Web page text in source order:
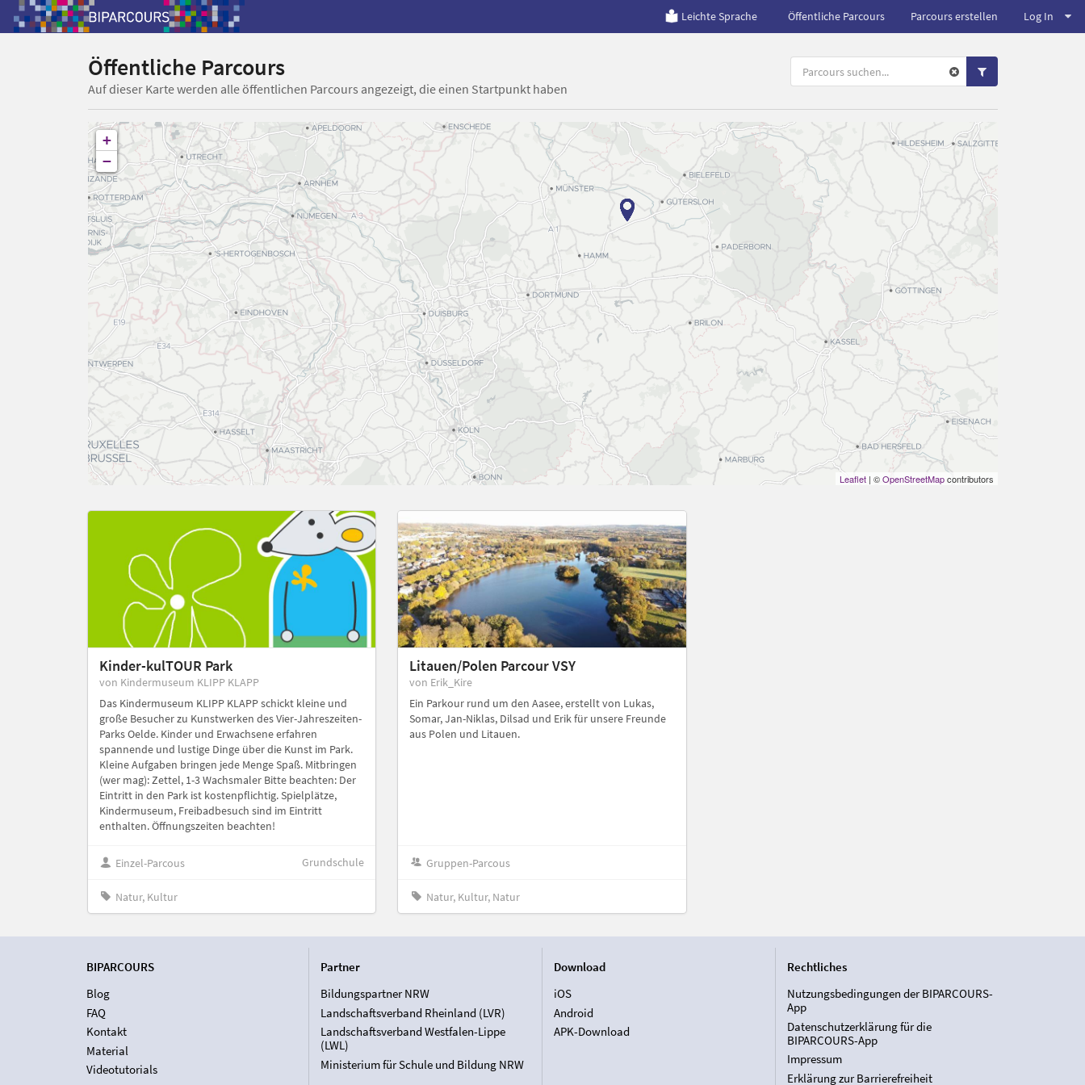
Leichte Sprache Öffentliche Parcours Parcours erstellen Log In
Öffentliche Parcours
Auf dieser Karte werden alle öffentlichen Parcours angezeigt, die einen Startpunkt haben
+
−
Leaflet| ©OpenStreetMapcontributors
Kinder-kulTOUR Park
von Kindermuseum KLIPP KLAPP
Das Kindermuseum KLIPP KLAPP schickt kleine und
große Besucher zu Kunstwerken des Vier-Jahreszeiten-
Parks Oelde. Kinder und Erwachsene erfahren
spannende und lustige Dinge über die Kunst im Park.
Kleine Aufgaben bringen jede Menge Spaß. Mitbringen
(wer mag): Zettel, 1-3 Wachsmaler Bitte beachten: Der
Eintritt in den Park ist kostenpflichtig. Spielplätze,
Kindermuseum, Freibadbesuch sind im Eintritt
enthalten. Öffnungszeiten beachten!
Einzel-Parcous Grundschule
Natur, Kultur
Litauen/Polen Parcour VSY
von Erik_Kire
Ein Parkour rund um den Aasee, erstellt von Lukas,
Somar, Jan-Niklas, Dilsad und Erik für unsere Freunde
aus Polen und Litauen.
Gruppen-Parcous
Natur, Kultur, Natur
BIPARCOURS
Blog
FAQ
Kontakt
Material
Videotutorials
Partner
Bildungspartner NRW
Landschaftsverband Rheinland (LVR)
Landschaftsverband Westfalen-Lippe
(LWL)
Ministerium für Schule und Bildung NRW
Download
iOS
Android
APK-Download
Rechtliches
Nutzungsbedingungen der BIPARCOURS-
App
Datenschutzerklärung für die
BIPARCOURS-App
Impressum
Erklärung zur Barrierefreiheit